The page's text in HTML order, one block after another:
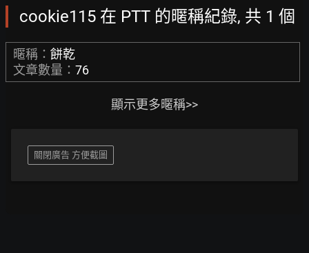
cookie115 在 PTT 的暱稱紀錄, 共 1 個
暱稱： 餅乾
文章數量： 76
顯示更多暱稱>>
關閉廣告 方便截圖